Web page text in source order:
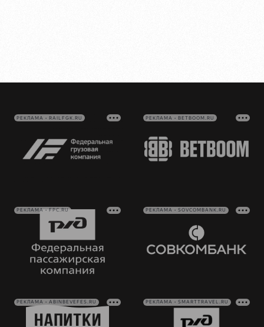
РЕКЛАМА • RAILFGK.RU РЕКЛАМА • BETBOOM.RU
РЕКЛАМА • FPC.RU РЕКЛАМА • SOVCOMBANK.RU
РЕКЛАМА • ABINBEVEFES.RU РЕКЛАМА • SMARTTRAVEL.RU